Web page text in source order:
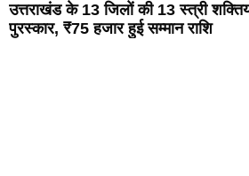
उत्तराखंड के 13 जिलों की 13 स्त्री
पुरस्कार, ₹75 हजार हुई सम्मान राशि